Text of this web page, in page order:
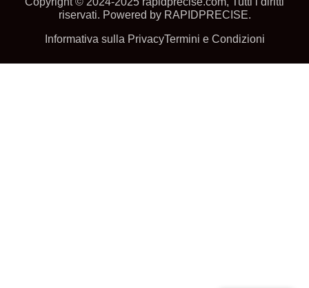
riservati. Powered by RAPIDPRECISE.
Informativa sulla PrivacyTermini e Condizioni